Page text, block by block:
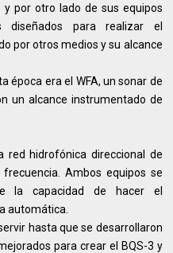
por otro lado de sus equipos
diseñados para realizar el
por otros medios y su alcance
época era el WFA, un sonar de
un alcance instrumentado de
red hidrofónica direccional de
Ambos equipos se
la capacidad de hacer el
automática.
hasta que se desarrollaron
para crear el BQS-3 y